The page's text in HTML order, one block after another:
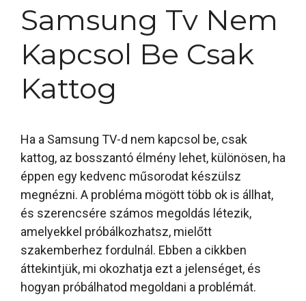
Samsung Tv Nem
Kapcsol Be Csak
Kattog
Ha a Samsung TV-d nem kapcsol be, csak
kattog, az bosszantó élmény lehet, különösen, ha
éppen egy kedvenc műsorodat készülsz
megnézni. A probléma mögött több ok is állhat,
és szerencsére számos megoldás létezik,
amelyekkel próbálkozhatsz, mielőtt
szakemberhez fordulnál. Ebben a cikkben
áttekintjük, mi okozhatja ezt a jelenséget, és
hogyan próbálhatod megoldani a problémát.